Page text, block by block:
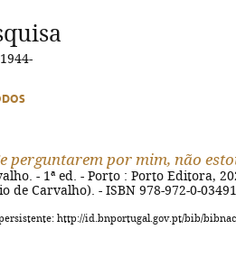
Ciências sociais...
Ciências sociais...
perguntarem por mim, não
- 1ª ed. - Porto : Porto Editora,
de Carvalho). - ISBN 978-972-0-
http://id.bnportugal.gov.pt/bib/